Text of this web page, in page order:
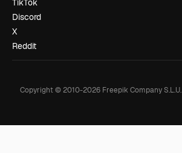
TikTok
Discord
X
Reddit
Copyright © 2010-2026Freepik Company S.L.U.